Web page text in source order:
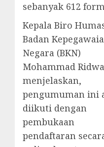
sebanyak 612
Kepala Biro
Badan
Negara (BKN)
Mohammad
menjelaskan,
pengumuman ini
diikuti dengan
pembukaan
pendaftaran